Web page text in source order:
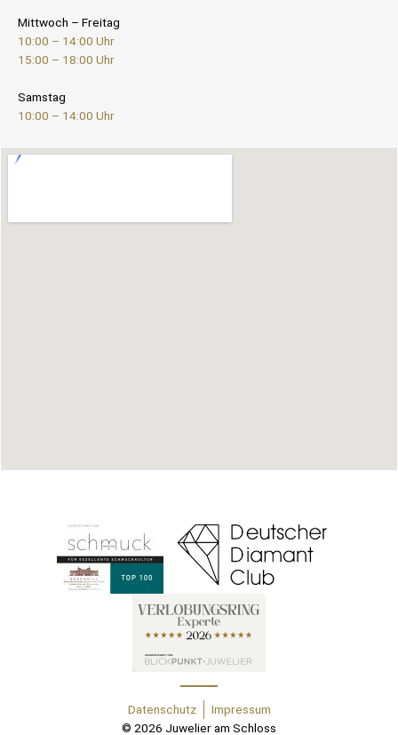
Mittwoch – Freitag
10:00 – 14:00 Uhr
15:00 – 18:00 Uhr
Samstag
10:00 – 14:00 Uhr
Datenschutz
Impressum
© 2026 Juwelier am Schloss